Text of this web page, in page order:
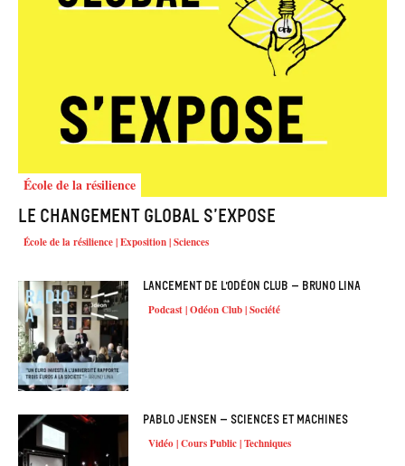
École de la résilience
Le changement global s’expose
École de la résilience | Exposition | Sciences
Lancement de l’Odéon Club – Bruno Lina
Podcast | Odéon Club | Société
Pablo Jensen – Sciences et machines
Vidéo | Cours Public | Techniques